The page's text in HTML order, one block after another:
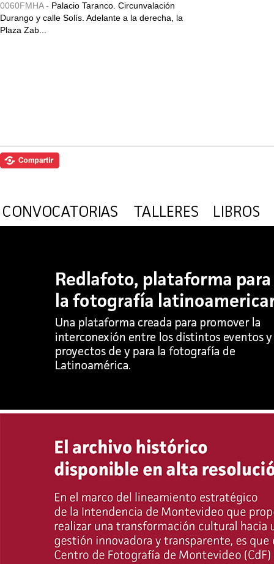
0060FMHA - Palacio Taranco. Circunvalación
Durango y calle Solís. Adelante a la derecha, la
Plaza Zab...